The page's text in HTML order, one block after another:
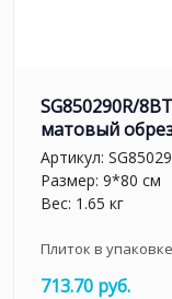
SG850290R/
матовый
Артикул:
Размер: 9*80 см
Вес: 1.65 кг
Плиток в
713.70 руб.